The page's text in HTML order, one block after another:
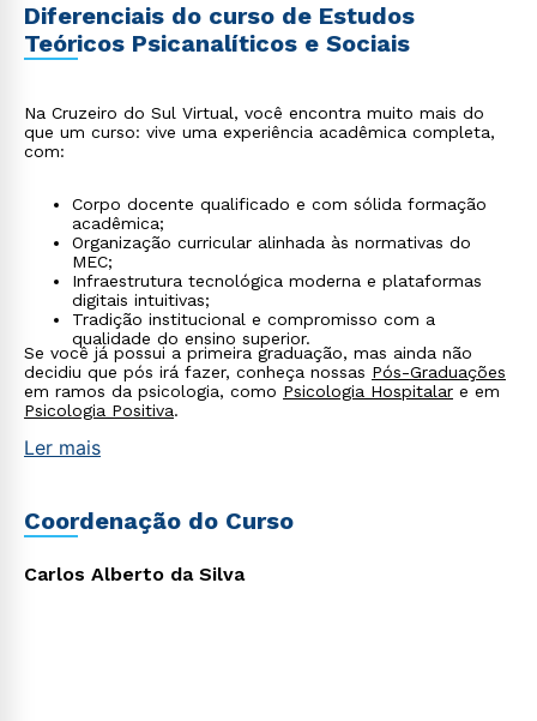
Diferenciais do curso de Estudos
Teóricos Psicanalíticos e Sociais
Na Cruzeiro do Sul Virtual, você encontra muito mais do
que um curso: vive uma experiência acadêmica completa,
com:
Corpo docente qualificado e com sólida formação
acadêmica;
Organização curricular alinhada às normativas do
MEC;
Infraestrutura tecnológica moderna e plataformas
digitais intuitivas;
Tradição institucional e compromisso com a
qualidade do ensino superior.
Se você já possui a primeira graduação, mas ainda não
decidiu que pós irá fazer, conheça nossas Pós-Graduações
em ramos da psicologia, como Psicologia Hospitalar e em
Psicologia Positiva.
Ler mais
Coordenação do Curso
Carlos Alberto da Silva